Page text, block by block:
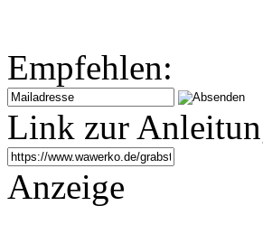
Empfehlen:
Link zur
Anzeige